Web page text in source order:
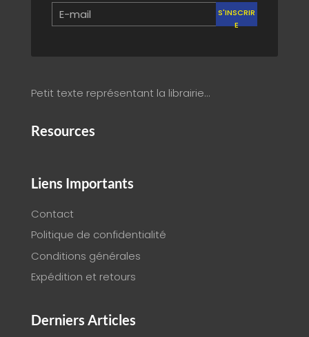
S'INSCRIR
E
Petit texte représentant la librairie…
Resources
Liens Importants
Contact
Politique de confidentialité
Conditions générales
Expédition et retours
Derniers Articles